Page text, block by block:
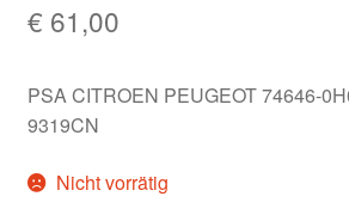
€ 61,00
PSA CITROEN PEUGEOT 74646-
9319CN
Nicht vorrätig